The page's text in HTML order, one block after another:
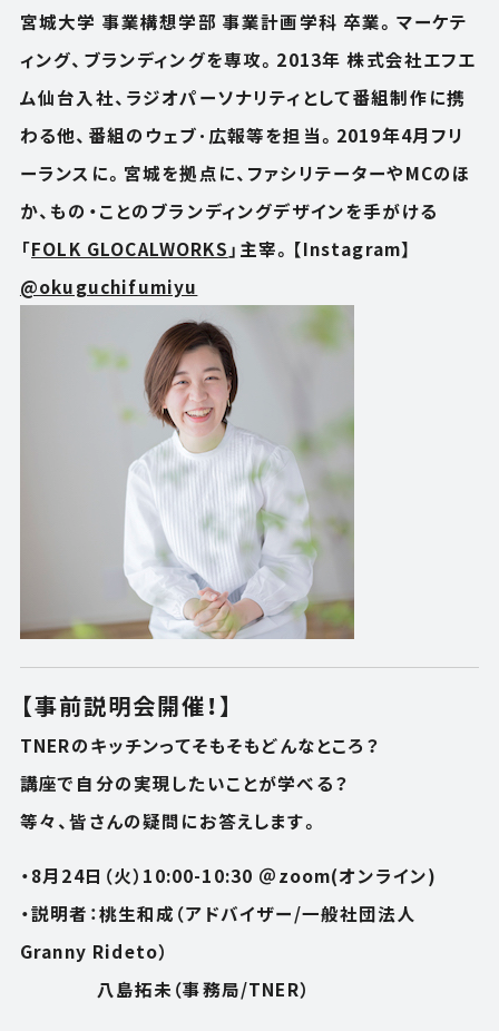
宮城大学 事業構想学部 事業計画学科 卒業。マーケテ
ィング、ブランディングを専攻。2013年 株式会社エフエ
ム仙台入社、ラジオパーソナリティとして番組制作に携
わる他、番組のウェブ･広報等を担当。2019年4月フリ
ーランスに。宮城を拠点に、ファシリテーターやMCのほ
か、もの・ことのブランディングデザインを手がける
「FOLK GLOCALWORKS 」主宰。【Instagram】
@okuguchifumiyu
【事前説明会開催！】
TNERのキッチンってそもそもどんなところ？
講座で自分の実現したいことが学べる？
等々、皆さんの疑問にお答えします。
・8月24日（火）10:00-10:30 ＠zoom(オンライン)
・説明者：桃生和成（アドバイザー/一般社団法人
Granny Rideto）
八島拓未（事務局/TNER）